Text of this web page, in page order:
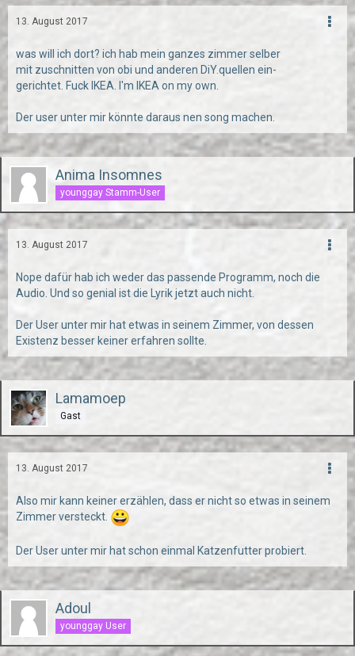
13. August 2017
was will ich dort? ich hab mein ganzes zimmerselber
mit zuschnitten von obi und anderen DiY.quellen ein-
gerichtet. Fuck IKEA. I'm IKEA on my own.
Der user unter mir könnte daraus nen song machen.
Anima Insomnes
younggay Stamm-User
13. August 2017
Nope dafür hab ich weder das passende Programm, noch die
Audio. Und so genial ist die Lyrik jetzt auch nicht.
Der User unter mir hat etwas in seinem Zimmer, von dessen
Existenz besser keiner erfahren sollte.
Lamamoep
Gast
13. August 2017
Also mir kann keiner erzählen, dass er nicht so etwas in seinem
Zimmer versteckt.
Der User unter mir hat schon einmal Katzenfutter probiert.
Adoul
younggay User